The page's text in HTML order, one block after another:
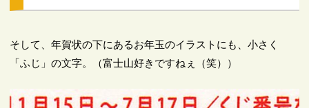
そして、年賀状の下にあるお年玉のイラストにも、小さく
「ふじ」の文字。（富士山好きですねぇ（笑））